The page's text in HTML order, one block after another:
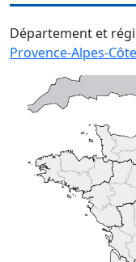
Département et
Provence-Alpes-